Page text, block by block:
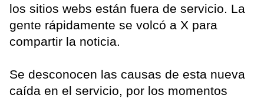
los sitios webs están fuera de servicio. La
gente rápidamente se volcó a X para
compartir la noticia.
Se desconocen las causas de esta nueva
caída en el servicio, por los momentos